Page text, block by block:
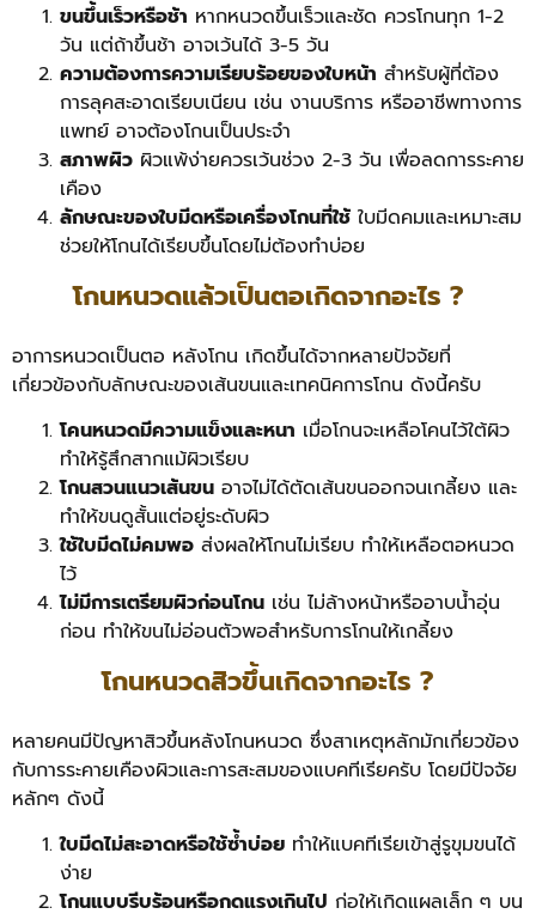
ขนขึ้นเร็วหรือช้า หากหนวดขึ้นเร็วและชัด ควรโกนทุก 1-2
วัน แต่ถ้าขึ้นช้า อาจเว้นได้ 3-5 วัน
ความต้องการความเรียบร้อยของใบหน้า สำหรับผู้ที่ต้อง
การลุคสะอาดเรียบเนียน เช่น งานบริการ หรืออาชีพทางการ
แพทย์ อาจต้องโกนเป็นประจำ
สภาพผิว ผิวแพ้ง่ายควรเว้นช่วง 2-3 วัน เพื่อลดการระคาย
เคือง
ลักษณะของใบมีดหรือเครื่องโกนที่ใช้ ใบมีดคมและเหมาะสม
ช่วยให้โกนได้เรียบขึ้นโดยไม่ต้องทำบ่อย
โกนหนวดแล้วเป็นตอเกิดจากอะไร ?
อาการหนวดเป็นตอ หลังโกน เกิดขึ้นได้จากหลายปัจจัยที่
เกี่ยวข้องกับลักษณะของเส้นขนและเทคนิคการโกน ดังนี้ครับ
โคนหนวดมีความแข็งและหนา เมื่อโกนจะเหลือโคนไว้ใต้ผิว
ทำให้รู้สึกสากแม้ผิวเรียบ
โกนสวนแนวเส้นขน อาจไม่ได้ตัดเส้นขนออกจนเกลี้ยง และ
ทำให้ขนดูสั้นแต่อยู่ระดับผิว
ใช้ใบมีดไม่คมพอ ส่งผลให้โกนไม่เรียบ ทำให้เหลือตอหนวด
ไว้
ไม่มีการเตรียมผิวก่อนโกน เช่น ไม่ล้างหน้าหรืออาบน้ำอุ่น
ก่อน ทำให้ขนไม่อ่อนตัวพอสำหรับการโกนให้เกลี้ยง
โกนหนวดสิวขึ้นเกิดจากอะไร ?
หลายคนมีปัญหาสิวขึ้นหลังโกนหนวด ซึ่งสาเหตุหลักมักเกี่ยวข้อง
กับการระคายเคืองผิวและการสะสมของแบคทีเรียครับ โดยมีปัจจัย
หลักๆ ดังนี้
ใบมีดไม่สะอาดหรือใช้ซ้ำบ่อย ทำให้แบคทีเรียเข้าสู่รูขุมขนได้
ง่าย
โกนแบบรีบร้อนหรือกดแรงเกินไป ก่อให้เกิดแผลเล็ก ๆ บน